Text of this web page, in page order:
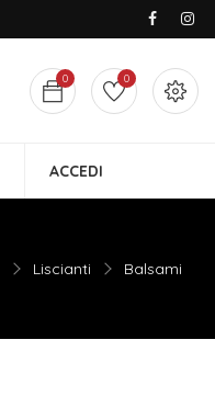
0 0
ACCEDI
Liscianti Balsami